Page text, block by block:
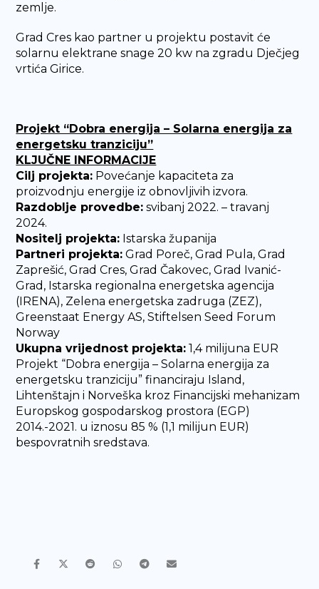
zemlje.
Grad Cres kao partner u projektu postavit će
solarnu elektrane snage 20 kw na zgradu Dječjeg
vrtića Girice.
Projekt “Dobra energija – Solarna energija za
energetsku tranziciju”
KLJUČNE INFORMACIJE
Cilj projekta: Povećanje kapaciteta za
proizvodnju energije iz obnovljivih izvora.
Razdoblje provedbe: svibanj 2022. – travanj
2024.
Nositelj projekta: Istarska županija
Partneri projekta: Grad Poreč, Grad Pula, Grad
Zaprešić, Grad Cres, Grad Čakovec, Grad Ivanić-
Grad, Istarska regionalna energetska agencija
(IRENA), Zelena energetska zadruga (ZEZ),
Greenstaat Energy AS, Stiftelsen Seed Forum
Norway
Ukupna vrijednost projekta: 1,4 milijuna EUR
Projekt “Dobra energija – Solarna energija za
energetsku tranziciju” financiraju Island,
Lihtenštajn i Norveška kroz Financijski mehanizam
Europskog gospodarskog prostora (EGP)
2014.-2021. u iznosu 85 % (1,1 milijun EUR)
bespovratnih sredstava.